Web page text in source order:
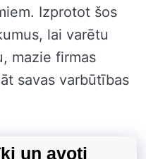
Izprotot šos
lai varētu
mazie firmas
savas varbūtības
un avoti